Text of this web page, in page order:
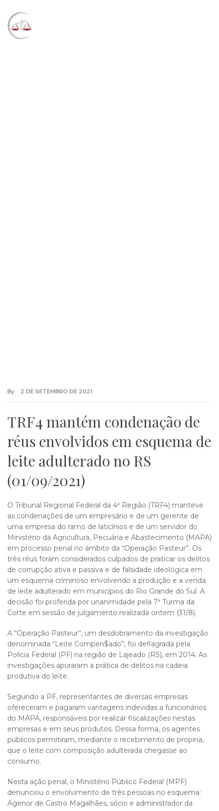
By 2 DE SETEMBRO DE 2021
TRF4 mantém condenação de
réus envolvidos em esquema de
leite adulterado no RS
(01/09/2021)
O Tribunal Regional Federal da 4ª Região (TRF4) manteve
as condenações de um empresário e de um gerente de
uma empresa do ramo de laticínios e de um servidor do
Ministério da Agricultura, Pecuária e Abastecimento (MAPA)
em processo penal no âmbito da “Operação Pasteur”. Os
três réus foram considerados culpados de praticar os delitos
de corrupção ativa e passiva e de falsidade ideológica em
um esquema criminoso envolvendo a produção e a venda
de leite adulterado em municípios do Rio Grande do Sul. A
decisão foi proferida por unanimidade pela 7ª Turma da
Corte em sessão de julgamento realizada ontem (31/8).
A “Operação Pasteur”, um desdobramento da investigação
denominada “Leite Compen$ado”, foi deflagrada pela
Polícia Federal (PF) na região de Lajeado (RS), em 2014. As
investigações apuraram a prática de delitos na cadeia
produtiva do leite.
Segundo a PF, representantes de diversas empresas
ofereceram e pagaram vantagens indevidas a funcionários
do MAPA, responsáveis por realizar fiscalizações nestas
empresas e em seus produtos. Dessa forma, os agentes
públicos permitiram, mediante o recebimento de propina,
que o leite com composição adulterada chegasse ao
consumo.
Nesta ação penal, o Ministério Público Federal (MPF)
denunciou o envolvimento de três pessoas no esquema:
Agenor de Castro Magalhães, sócio e administrador da